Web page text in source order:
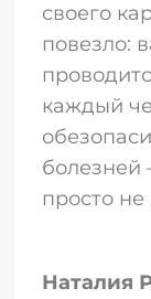
своего
повезло:
каждый
болезней
просто не
Наталия